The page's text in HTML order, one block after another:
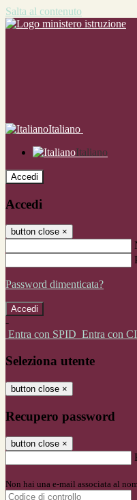
Salta al contenuto
Italiano
Italiano
Accedi
Accedi
button close ×
Password dimenticata?
-
Entra con SPID Entra con
Seleziona utente
button close ×
Recupero password
button close ×
Non hai una e-mail associata al